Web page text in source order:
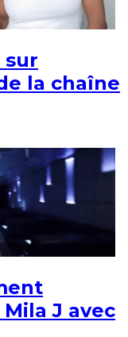
sur
la chaîne
Mila J avec